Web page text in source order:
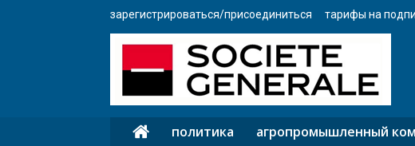
зарегистрироваться/присоединиться тарифы на
политика агропромышленный